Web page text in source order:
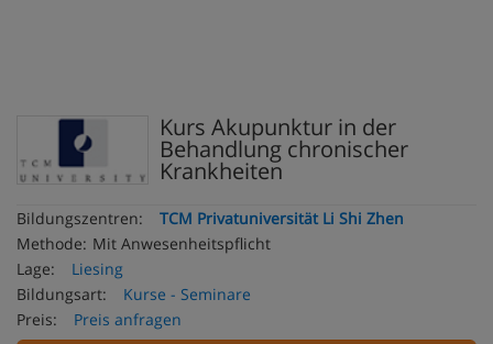
Kurs Akupunktur in der
Behandlung chronischer
Krankheiten
Bildungszentren:
TCM Privatuniversität Li Shi Zhen
Methode: Mit Anwesenheitspflicht
Lage:
Liesing
Bildungsart:
Kurse - Seminare
Preis:
Preis anfragen